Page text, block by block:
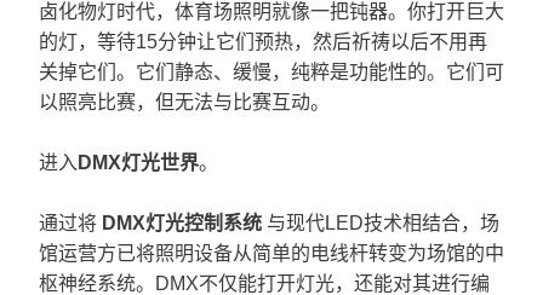
卤化物灯时代，体育场照明就像一把钝器。你打开巨大
的灯，等待15分钟让它们预热，然后祈祷以后不用再
关掉它们。它们静态、缓慢，纯粹是功能性的。它们可
以照亮比赛，但无法与比赛互动。
进入 DMX灯光世界。
通过将 DMX灯光控制系统 与现代LED技术相结合，场
馆运营方已将照明设备从简单的电线杆转变为场馆的中
枢神经系统。DMX不仅能打开灯光，还能对其进行编